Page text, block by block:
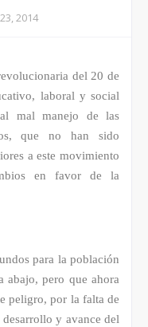
2014
del 20 de
laboral y social
mal manejo de las
que no han sido
a este movimiento
en favor de la
para la población
abajo, pero que ahora
peligro, por la falta de
y avance del